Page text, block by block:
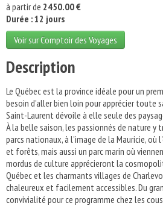
à partir de 2450.00 €
Durée : 12 jours
Voir sur Comptoir des Voyages
Description
Le Québec est la province idéale pour un
besoin d'aller bien loin pour apprécier toute
Saint-Laurent dévoile à elle seule des
À la belle saison, les passionnés de nature y
parcs nationaux, à l'image de la Mauricie, où
et forêts, mais aussi un parc marin où
mordus de culture apprécieront la
Québec et les charmants villages de
chaleureux et facilement accessibles. Du
convivialité pour ce programme chez les